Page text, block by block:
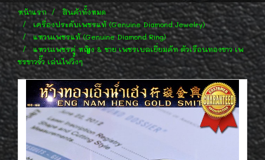
หน้าแรก
สินค้าทั้งหมด
เครื่องประดับเพชรแท้ (Genuine Diamond Jewelry)
แหวนเพชรแท้ (Genuine Diamond Ring)
แหวนเพชรคู่ หญิง & ชาย เพชรเบลเยี่ยมคัท ตัวเรือนทองขาว เพ
ชรขาวจั๊ว เล่นไฟวิ้งๆ